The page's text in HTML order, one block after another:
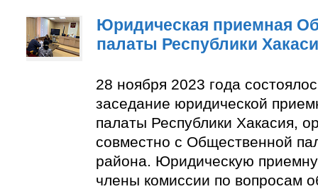
Юридическая приемная
палаты Республики
28 ноября 2023 года
заседание юридической
палаты Республики Хакасия,
совместно с Общественной
района. Юридическую
члены комиссии по вопросам